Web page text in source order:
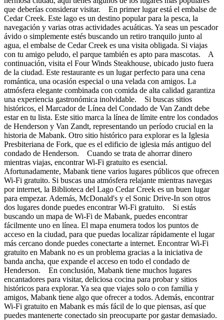
que deberías considerar visitar. En primer lugar está el embalse de
Cedar Creek. Este lago es un destino popular para la pesca, la
navegación y varias otras actividades acuáticas. Ya seas un pescador
ávido o simplemente estés buscando un retiro tranquilo junto al
agua, el embalse de Cedar Creek es una visita obligada. Si viajas
con tu amigo peludo, el parque también es apto para mascotas. A
continuación, visita el Four Winds Steakhouse, ubicado justo fuera
de la ciudad. Este restaurante es un lugar perfecto para una cena
romántica, una ocasión especial o una velada con amigos. La
atmósfera elegante combinada con comida de alta calidad garantiza
una experiencia gastronómica inolvidable. Si buscas sitios
históricos, el Marcador de Línea del Condado de Van Zandt debe
estar en tu lista. Este sitio marca la línea de límite entre los condados
de Henderson y Van Zandt, representando un período crucial en la
historia de Mabank. Otro sitio histórico para explorar es la Iglesia
Presbiteriana de Fork, que es el edificio de iglesia más antiguo del
condado de Henderson. Cuando se trata de ahorrar dinero
mientras viajas, encontrar Wi-Fi gratuito es esencial.
Afortunadamente, Mabank tiene varios lugares públicos que ofrecen
Wi-Fi gratuito. Si buscas una atmósfera relajante mientras navegas
por internet, la Biblioteca del Lago Cedar Creek es un buen lugar
para empezar. Además, McDonald's y el Sonic Drive-In son otros
dos lugares donde puedes encontrar Wi-Fi gratuito. Si estás
buscando un mapa de Wi-Fi de Mabank, puedes encontrar
fácilmente uno en línea. El mapa enumera todos los puntos de
acceso en la ciudad, para que puedas localizar rápidamente el lugar
más cercano donde puedes conectarte a internet. Encontrar Wi-Fi
gratuito en Mabank no es un problema gracias a la iniciativa de
banda ancha, que expande el acceso en todo el condado de
Henderson. En conclusión, Mabank tiene muchos lugares
encantadores para visitar, deliciosa cocina para probar y sitios
históricos para explorar. Ya sea que viajes solo o con familia y
amigos, Mabank tiene algo que ofrecer a todos. Además, encontrar
Wi-Fi gratuito en Mabank es más fácil de lo que piensas, así que
puedes mantenerte conectado sin preocuparte por gastar demasiado.